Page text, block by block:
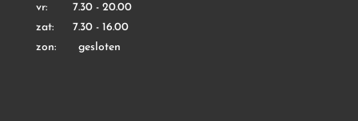
vr: 7.30 - 20.00
zat: 7.30 - 16.00
zon: gesloten